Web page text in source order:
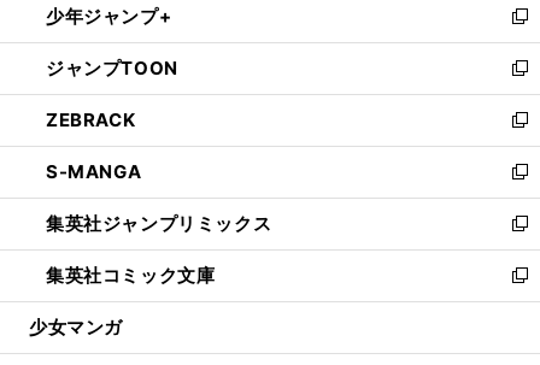
く
で
開
く
ド
ウ
で
開
く
ィ
ン
ド
ウ
で
開
く
い
ウ
ィ
ン
ド
ウ
で
開
く
少年ジャンプ+
新
し
い
ウ
ィ
ン
ド
ウ
で
開
く
ジャンプTOON
新
し
い
ウ
ィ
ン
ド
ウ
で
開
ZEBRACK
新
し
い
ウ
ィ
ン
ド
ウ
開
S-MANGA
新
し
い
ウ
ィ
ン
ウ
集英社ジャンプリミックス
新
し
い
ウ
ン
集英社コミック文庫
新
し
ウ
少女マンガ